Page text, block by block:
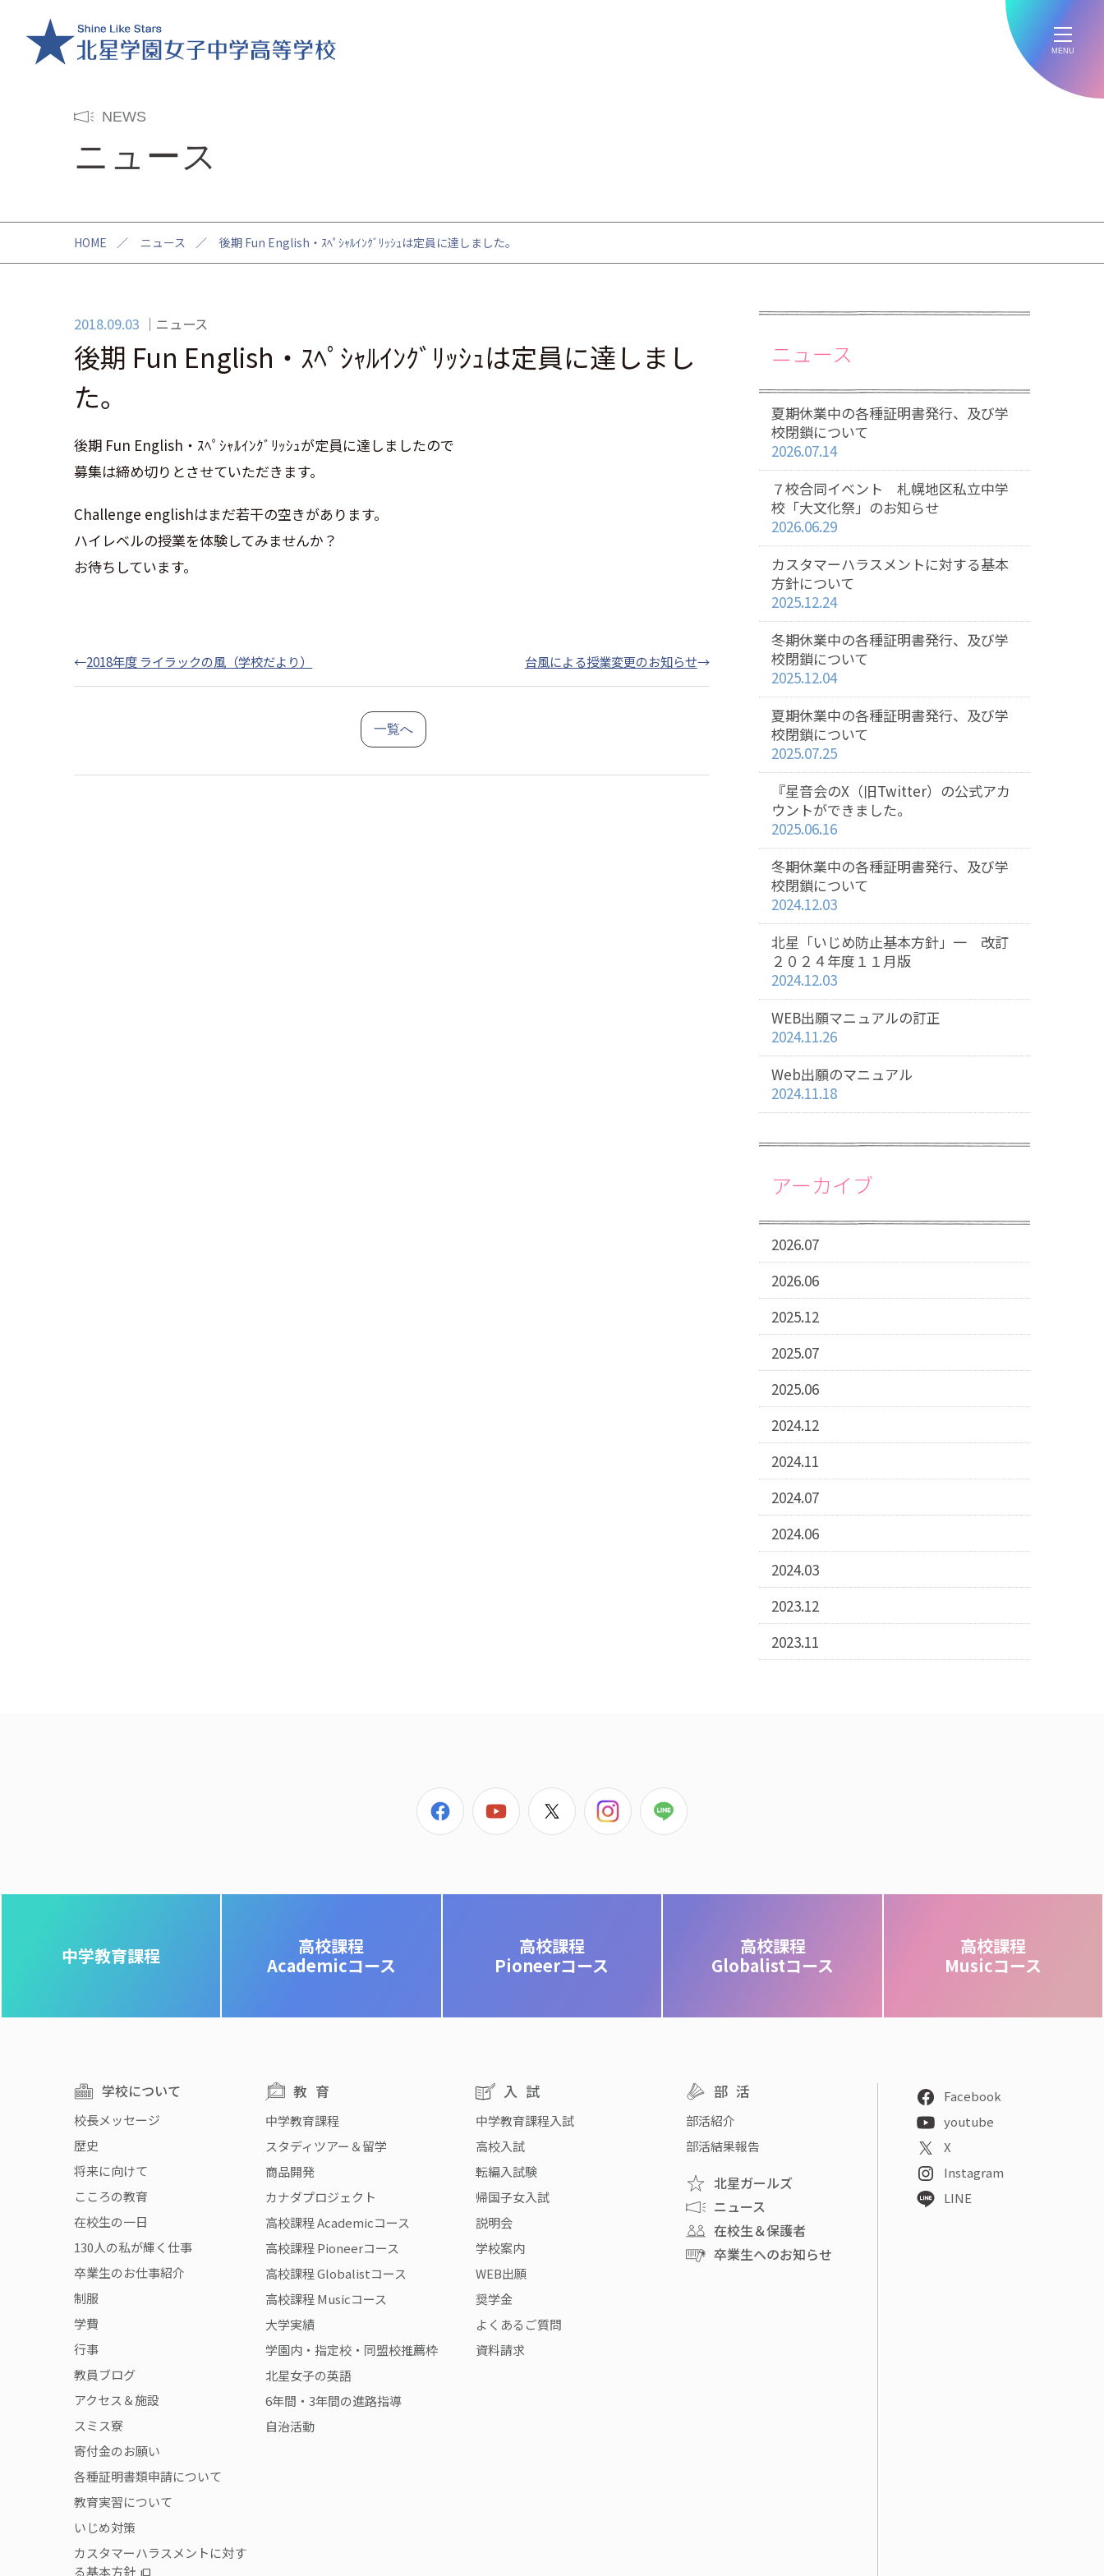
MENU
NEWS
ニュース
HOME ／ ニュース ／ 後期 Fun English・ｽﾍﾟｼｬﾙｲﾝｸﾞﾘｯｼｭは定員に達しました。
2018.09.03 ニュース
後期 Fun English・ｽﾍﾟｼｬﾙｲﾝｸﾞﾘｯｼｭは定員に達しまし
た。
後期 Fun English・ｽﾍﾟｼｬﾙｲﾝｸﾞﾘｯｼｭが定員に達しましたので
募集は締め切りとさせていただきます。
Challenge englishはまだ若干の空きがあります。
ハイレベルの授業を体験してみませんか？
お待ちしています。
←2018年度 ライラックの風（学校だより） 台風による授業変更のお知らせ→
一覧へ
ニュース
夏期休業中の各種証明書発行、及び学
校閉鎖について
2026.07.14
７校合同イベント 札幌地区私立中学
校「大文化祭」のお知らせ
2026.06.29
カスタマーハラスメントに対する基本
方針について
2025.12.24
冬期休業中の各種証明書発行、及び学
校閉鎖について
2025.12.04
夏期休業中の各種証明書発行、及び学
校閉鎖について
2025.07.25
『星音会のX（旧Twitter）の公式アカ
ウントができました。
2025.06.16
冬期休業中の各種証明書発行、及び学
校閉鎖について
2024.12.03
北星「いじめ防止基本方針」一 改訂
２０２４年度１１月版
2024.12.03
WEB出願マニュアルの訂正
2024.11.26
Web出願のマニュアル
2024.11.18
アーカイブ
2026.07
2026.06
2025.12
2025.07
2025.06
2024.12
2024.11
2024.07
2024.06
2024.03
2023.12
2023.11
中学教育課程
高校課程
Academicコース
高校課程
Pioneerコース
高校課程
Globalistコース
高校課程
Musicコース
学校について
校長メッセージ
歴史
将来に向けて
こころの教育
在校生の一日
130人の私が輝く仕事
卒業生のお仕事紹介
制服
学費
行事
教員ブログ
アクセス＆施設
スミス寮
寄付金のお願い
各種証明書類申請について
教育実習について
いじめ対策
カスタマーハラスメントに対す
る基本方針
教育
中学教育課程
スタディツアー＆留学
商品開発
カナダプロジェクト
高校課程 Academicコース
高校課程 Pioneerコース
高校課程 Globalistコース
高校課程 Musicコース
大学実績
学園内・指定校・同盟校推薦枠
北星女子の英語
6年間・3年間の進路指導
自治活動
入試
中学教育課程入試
高校入試
転編入試験
帰国子女入試
説明会
学校案内
WEB出願
奨学金
よくあるご質問
資料請求
部活
部活紹介
部活結果報告
北星ガールズ
ニュース
在校生＆保護者
卒業生へのお知らせ
Facebook
youtube
X
Instagram
LINE